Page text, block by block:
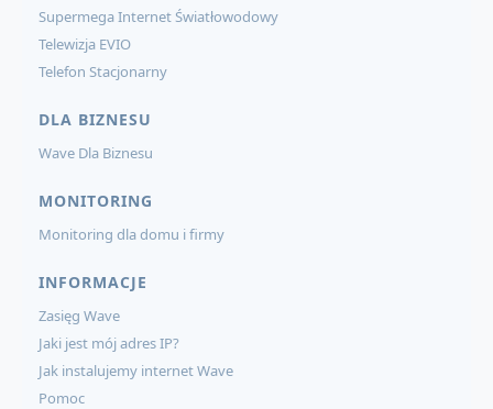
Supermega Internet Światłowodowy
Telewizja EVIO
Telefon Stacjonarny
DLA BIZNESU
Wave Dla Biznesu
MONITORING
Monitoring dla domu i firmy
INFORMACJE
Zasięg Wave
Jaki jest mój adres IP?
Jak instalujemy internet Wave
Pomoc